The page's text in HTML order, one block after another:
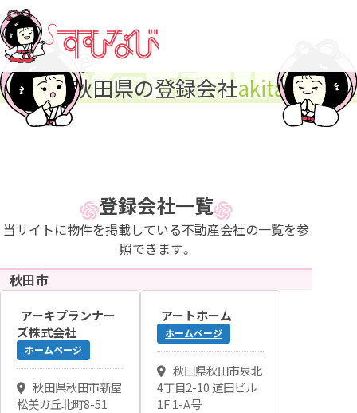
秋田県の登録会社
登録会社一覧
当サイトに物件を掲載している不動産会社の一覧を参
照できます。
秋田市
アーキプランナー
ズ株式会社
ホームページ
秋田県秋田市新屋
松美ガ丘北町8-51
アートホーム
ホームページ
秋田県秋田市泉北
4丁目2-10 道田ビル
1F 1-A号